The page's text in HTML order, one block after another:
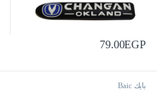
79.00EGP
بايك Baic